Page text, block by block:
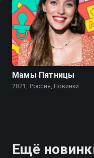
Мамы Пятницы
2021, Россия, Новинки
Ещё